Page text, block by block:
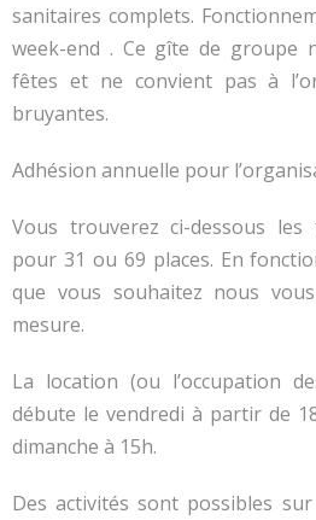
sanitaires complets.
week-end . Ce gîte de groupe
fêtes et ne convient pas à
bruyantes.
Adhésion annuelle pour
Vous trouverez ci-dessous
pour 31 ou 69 places. En
que vous souhaitez nous
mesure.
La location (ou l’occupation
débute le vendredi à partir de
dimanche à 15h.
Des activités sont possibles